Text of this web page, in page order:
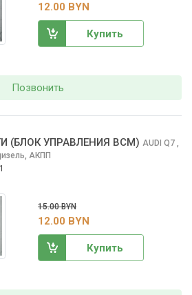
12.00 BYN
Купить
Позвонить
(БЛОК УПРАВЛЕНИЯ BCM) AUDI Q7 ,
АКПП
15.00 BYN
12.00 BYN
Купить